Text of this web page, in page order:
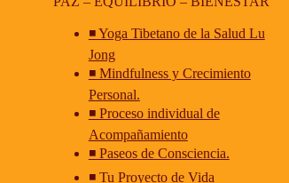
◾ Yoga Tibetano de la Salud Lu
Jong
◾ Mindfulness y Crecimiento
Personal.
◾ Proceso individual de
Acompañamiento
◾ Paseos de Consciencia.
◾ Tu Proyecto de Vida